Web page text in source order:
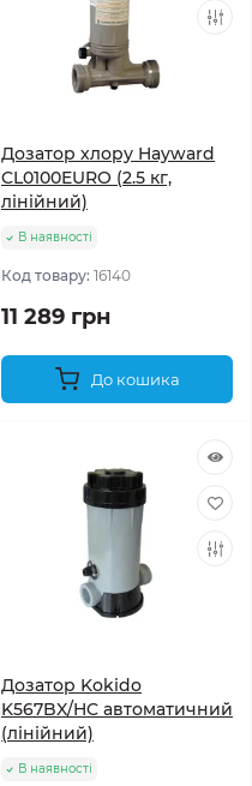
Дозатор хлору Hayward
CL0100EURO (2.5 кг,
лінійний)
В наявності
Код товару: 16140
11 289 грн
До кошика
Дозатор Kokido
K567BX/HC автоматичний
(лінійний)
В наявності